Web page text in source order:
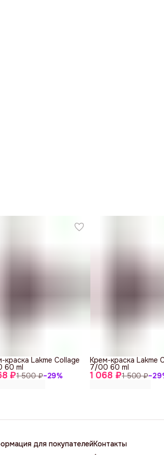
₽1 500 ₽−29%
краска Lakme Collage
60 ml
1 068 ₽1 500 ₽−29
Крем-краска Lakme
7/00 60 ml
для покупателейКонтакты